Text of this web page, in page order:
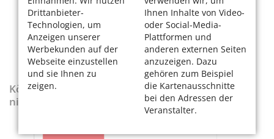
Drittanbieter-
Technologien, um
Anzeigen unserer
Werbekunden auf der
Webseite einzustellen
und sie Ihnen zu
zeigen.
Ihnen Inhalte von Video-
oder Social-Media-
Plattformen und
anderen externen Seiten
anzuzeigen. Dazu
gehören zum Beispiel
die Kartenausschnitte
bei den Adressen der
Veranstalter.
KölnerLeben-Sonderausgabe „Wenn die Rente
nicht reicht“